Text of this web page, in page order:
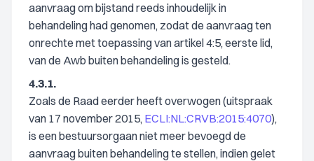
aanvraag om bijstand reeds inhoudelijk in
behandeling had genomen, zodat de aanvraag ten
onrechte met toepassing van artikel 4:5, eerste lid,
van de Awb buiten behandeling is gesteld.
4.3.1.
Zoals de Raad eerder heeft overwogen (uitspraak
van 17 november 2015, ECLI:NL:CRVB:2015:4070),
is een bestuursorgaan niet meer bevoegd de
aanvraag buiten behandeling te stellen, indien gelet